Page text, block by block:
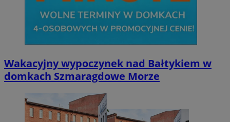
Wakacyjny wypoczynek nad Bałtykiem w
domkach Szmaragdowe Morze